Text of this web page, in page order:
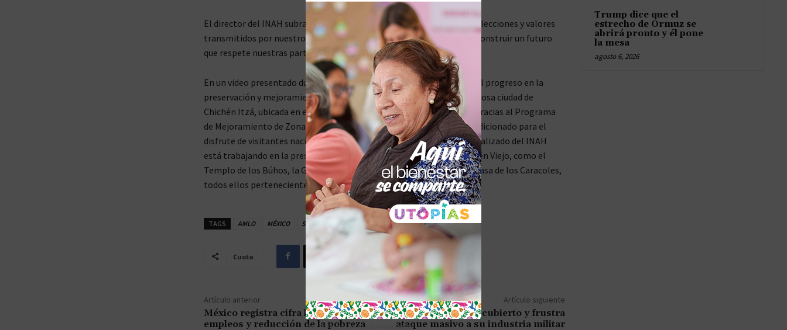
El director del INAH subrayó la importancia de recuperar la memoria, lecciones y valores
transmitidos por nuestros ancestros como parte fundamental para construir un futuro
que respete nuestras particularidades culturales y civilizatorias.
En un video presentado durante la conferencia de prensa, se mostró el progreso en la
preservación y mejoramiento de Chichén Viejo, un área previa a la famosa ciudad de
Chichén Itzá, ubicada en el municipio de Tinum, al norte de Yucatán. Gracias al Programa
de Mejoramiento de Zonas Arqueológicas, este sitio está siendo acondicionado para el
disfrute de visitantes nacionales e internacionales. El personal especializado del INAH
está trabajando en la preservación de templos importantes en Chichén Viejo, como el
Templo de los Búhos, la Galería de los Monos, la Casa de la Luna y la Casa de los Caracoles,
todos ellos pertenecientes a la Ruta Puuc.
TAGS AMLO MÉXICO SURESTE MEXICANO
Cuota
Artículo anterior
México registra cifra histórica de
empleos y reducción de la pobreza
Artículo siguiente
Irán pone al descubierto y frustra
ataque masivo a su industria militar
Trump dice que el
estrecho de Ormuz se
abrirá pronto y él pone
la mesa
agosto 6, 2026
TAG´S EL_CHAPUCERO PARK&RIDE